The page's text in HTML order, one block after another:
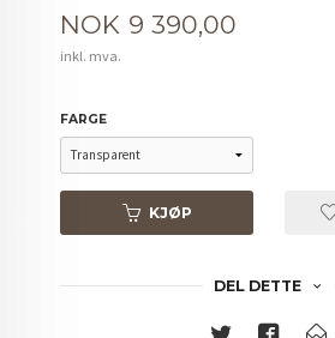
Pris
NOK 9 390,00
inkl. mva.
FARGE
KJØP
DEL DETTE